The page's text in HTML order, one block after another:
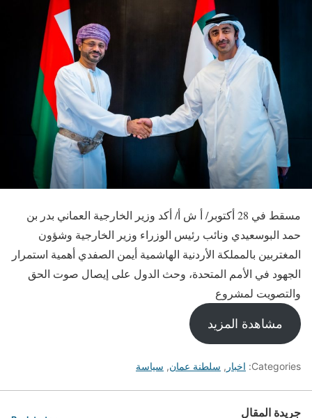
مسقط في 28 أكتوبر/ أ ش أ/ أكد وزير الخارجية العماني بدر بن
حمد البوسعيدي ونائب رئيس الوزراء وزير الخارجية وشؤون
المغتربين بالمملكة الأردنية الهاشمية أيمن الصفدي أهمية استمرار
الجهود في الأمم المتحدة، وحث الدول على إيصال صوت الحق
والتصويت لمشروع
مشاهدة المزيد
Categories: اخبار , سلطنة عمان, سياسة
جريدة المقال